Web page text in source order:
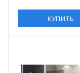
КУПИТЬ